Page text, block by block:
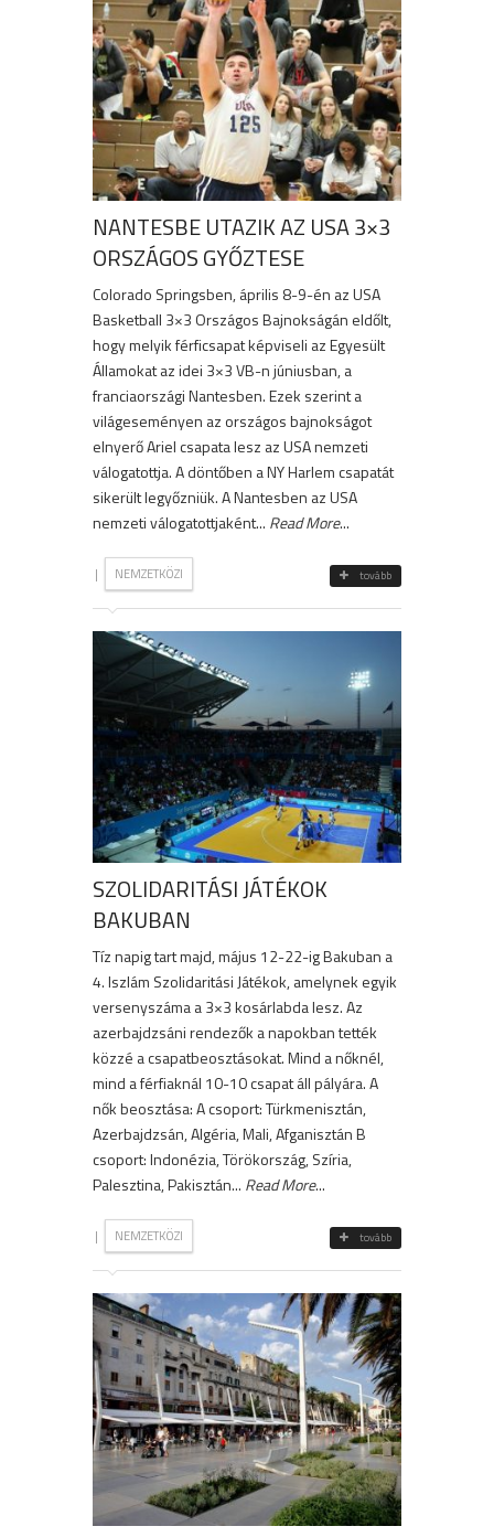
NANTESBE UTAZIK AZ USA 3×3
ORSZÁGOS GYŐZTESE
Colorado Springsben, április 8-9-én az USA
Basketball 3×3 Országos Bajnokságán eldőlt,
hogy melyik férficsapat képviseli az Egyesült
Államokat az idei 3×3 VB-n júniusban, a
franciaországi Nantesben. Ezek szerint a
világeseményen az országos bajnokságot
elnyerő Ariel csapata lesz az USA nemzeti
válogatottja. A döntőben a NY Harlem csapatát
sikerült legyőzniük. A Nantesben az USA
nemzeti válogatottjaként... Read More...
| NEMZETKÖZI tovább
SZOLIDARITÁSI JÁTÉKOK
BAKUBAN
Tíz napig tart majd, május 12-22-ig Bakuban a
4. Iszlám Szolidaritási Játékok, amelynek egyik
versenyszáma a 3×3 kosárlabda lesz. Az
azerbajdzsáni rendezők a napokban tették
közzé a csapatbeosztásokat. Mind a nőknél,
mind a férfiaknál 10-10 csapat áll pályára. A
nők beosztása: A csoport: Türkmenisztán,
Azerbajdzsán, Algéria, Mali, Afganisztán B
csoport: Indonézia, Törökország, Szíria,
Palesztina, Pakisztán... Read More...
| NEMZETKÖZI tovább